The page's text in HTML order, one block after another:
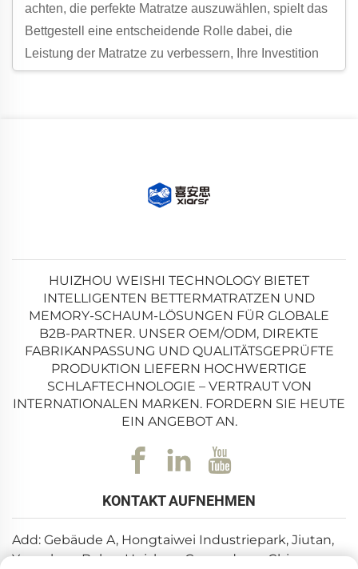
achten, die perfekte Matratze auszuwählen, spielt das
Bettgestell eine entscheidende Rolle dabei, die
Leistung der Matratze zu verbessern, Ihre Investition
zu schützen und Ihren allgemeinen Schlafkomfort
Ihres Schlafzimmers verändern und ist damit
unverzichtbar in jedem Schlafraum.
Matratze vom Boden ab, verhindert
Feuchtigkeitsansammlung, Staubansammlung und
Schäden durch Schädlinge – all dies kann die
Lebensdauer der Matratze verkürzen und die
Schlafhygiene beeinträchtigen. Ein gut gestalteter
Bettrahmen verteilt außerdem das Gewicht der
Matratze und der Schlafenden gleichmäßig, reduziert
erhält deren Form sowie ihre Stützeigenschaften im
durchhängender Bettrahmen dazu führen, dass die
Wirbelsäulenjustierung und Unbehagen beim
HUIZHOU WEISHI TECHNOLOGY BIETET
INTELLIGENTEN BETTERMATRATZEN UND
MEMORY-SCHAUM-LÖSUNGEN FÜR GLOBALE
B2B-PARTNER. UNSER OEM/ODM, DIREKTE
FABRIKANPASSUNG UND QUALITÄTSGEPRÜFTE
PRODUKTION LIEFERN HOCHWERTIGE
SCHLAFTECHNOLOGIE – VERTRAUT VON
INTERNATIONALEN MARKEN. FORDERN SIE HEUTE
EIN ANGEBOT AN.
KONTAKT AUFNEHMEN
Add: Gebäude A, Hongtaiwei Industriepark, Jiutan,
Yuanzhou, Boluo, Huizhou, Guangdong, China